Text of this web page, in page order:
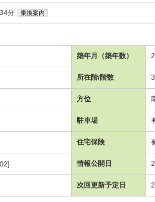
分 乗換案内
築年月（築年数）
所在階/階数
方位
駐車場
住宅保険
情報公開日
次回更新予定日